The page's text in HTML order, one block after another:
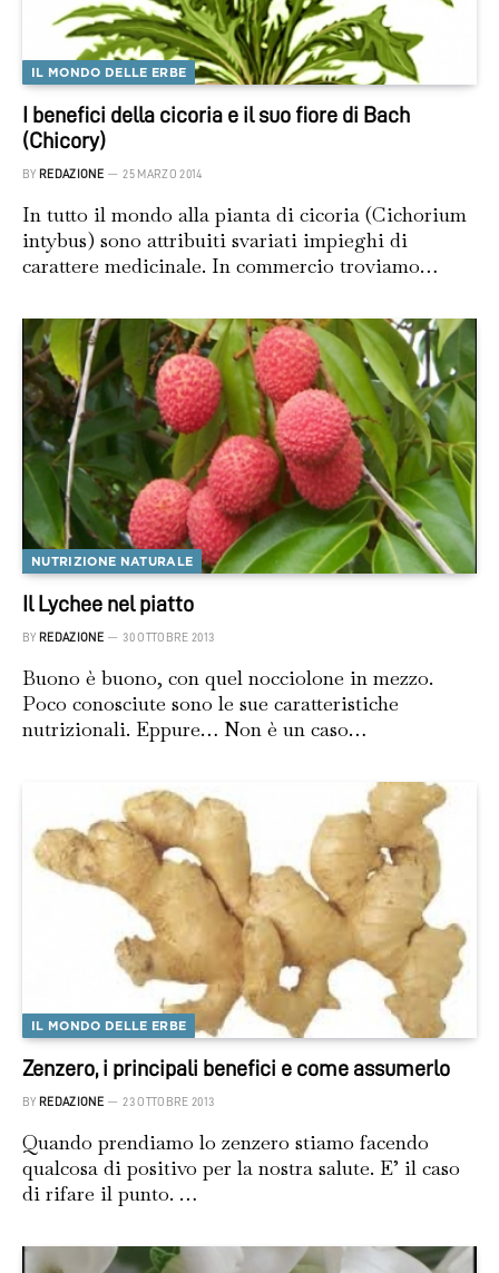
IL MONDO DELLE ERBE
I benefici della cicoria e il suo fiore di Bach
(Chicory)
BY REDAZIONE 25 MARZO 2014
In tutto il mondo alla pianta di cicoria (Cichorium
intybus) sono attribuiti svariati impieghi di
carattere medicinale. In commercio troviamo…
NUTRIZIONE NATURALE
Il Lychee nel piatto
BY REDAZIONE 30 OTTOBRE 2013
Buono è buono, con quel nocciolone in mezzo.
Poco conosciute sono le sue caratteristiche
nutrizionali. Eppure… Non è un caso…
IL MONDO DELLE ERBE
Zenzero, i principali benefici e come assumerlo
BY REDAZIONE 23 OTTOBRE 2013
Quando prendiamo lo zenzero stiamo facendo
qualcosa di positivo per la nostra salute. E’ il caso
di rifare il punto. …